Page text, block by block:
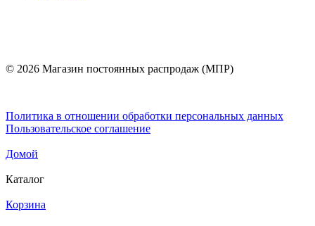
© 2026 Магазин постоянных распродаж (МПР)
Политика в отношении обработки персональных данных
Пользовательское соглашение
Домой
Каталог
Корзина